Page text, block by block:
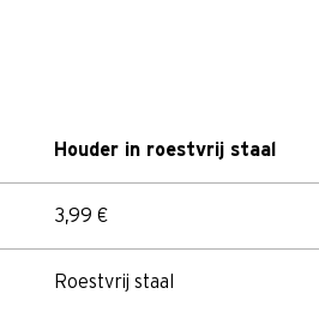
Houder in roestvrij staal
3,99 €
Roestvrij staal